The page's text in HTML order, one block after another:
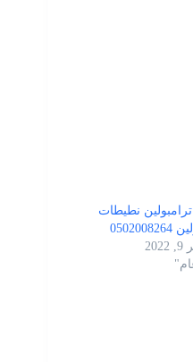
ترامبولين نطيطات